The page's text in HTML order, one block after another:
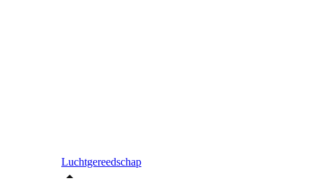
Luchtgereedschap